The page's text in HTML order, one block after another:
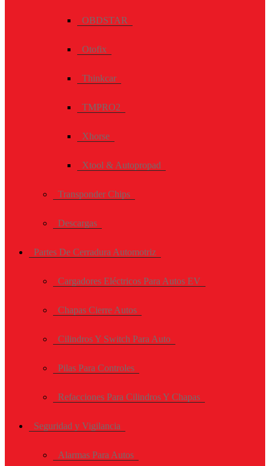
OBDSTAR
Otofix
Thinkcar
TMPRO2
Xhorse
Xtool & Autopropad
Transponder Chips
Descargas
Partes De Cerradura Automotriz
Cargadores Eléctricos Para Autos EV
Chapas Cierre Autos
Cilindros Y Switch Para Auto
Pilas Para Controles
Refacciones Para Cilindros Y Chapas
Seguridad y Vigilancia
Alarmas Para Autos